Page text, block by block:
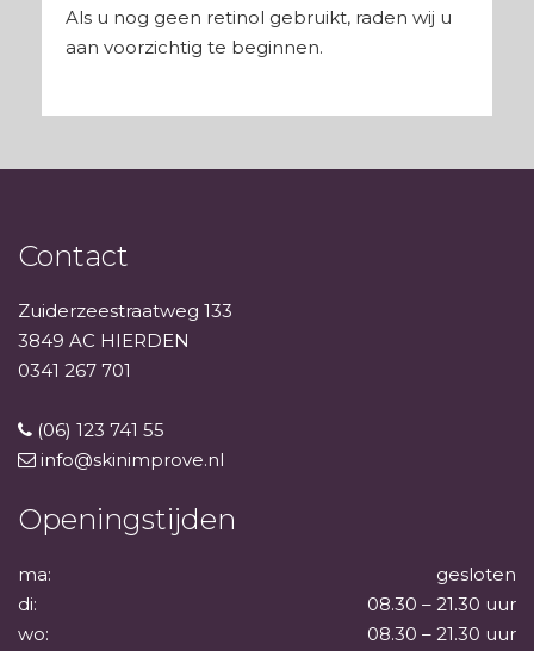
Als u nog geen retinol gebruikt, raden wij u
aan voorzichtig te beginnen.
Contact
Zuiderzeestraatweg 133
3849 AC HIERDEN
0341 267 701
(06) 123 741 55
info@skinimprove.nl
Openingstijden
ma:
gesloten
di:
08.30 – 21.30 uur
wo:
08.30 – 21.30 uur